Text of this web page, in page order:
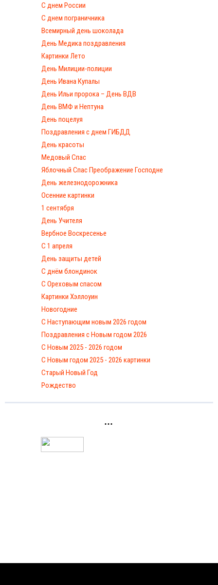
С днем России
С днем пограничника
Всемирный день шоколада
День Медика поздравления
Картинки Лето
День Милиции-полиции
День Ивана Купалы
День Ильи пророка – День ВДВ
День ВМФ и Нептуна
День поцелуя
Поздравления с днем ГИБДД
День красоты
Медовый Спас
Яблочный Спас Преображение Господне
День железнодорожника
Осенние картинки
1 сентября
День Учителя
Вербное Воскресенье
С 1 апреля
День защиты детей
С днём блондинок
С Ореховым спасом
Картинки Хэллоуин
Новогодние
С Наступающим новым 2026 годом
Поздравления с Новым годом 2026
С Новым 2025 - 2026 годом
C Новым годом 2025 - 2026 картинки
Старый Новый Год
Рождество
...